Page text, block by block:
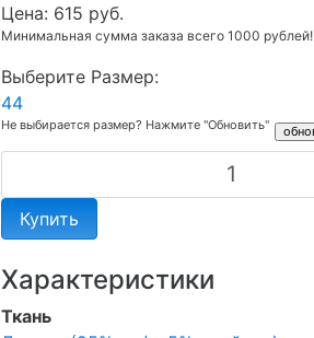
Цена: 615 руб.
Минимальная сумма заказа всего 1000 рублей!
Выберите Размер:
44
Не выбирается размер? Нажмите "Обновить"
Купить
Характеристики
Ткань